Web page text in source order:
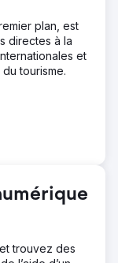
plan, est
directes à la
et
tourisme.
trouvez des